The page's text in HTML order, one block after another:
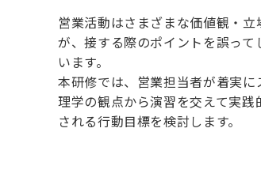
営業活動はさまざまな価値観・
が、接する際のポイントを誤っ
います。
本研修では、営業担当者が着実
理学の観点から演習を交えて実
される行動目標を検討します。